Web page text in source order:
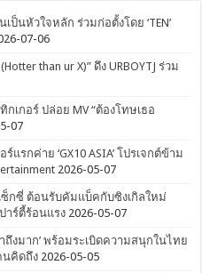
นหัวใจหลัก ร่วมก่อตั้งโดย ‘TEN’
07-06
than ur X)” ดึง URBOYTJ ร่วม
เกอร์ ปล่อย MV “ต้องโทษเธอ
07
ร์แรกค่าย ‘GX10 ASIA’ โปรเจกต์ข้าม
2026-05-07
เซ็กซี่ ต้อนรับคัมแบ็คกับซิงเกิลใหม่
าร์ตี้ร้อนแรง 2026-05-07
ถึงมาก’ พร้อมระเบิดความสนุกในไทย
นคิดถึง 2026-05-05